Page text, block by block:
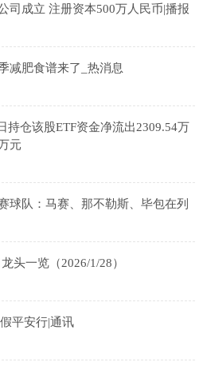
司成立 注册资本500万人民币|播报
减肥食谱来了_热消息
持仓该股ETF资金净流出2309.54万
元
球队：马赛、那不勒斯、毕包在列
头一览（2026/1/28）
平安行|通讯